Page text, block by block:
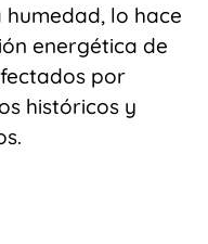
humedad, lo hace
energética de
por
históricos y